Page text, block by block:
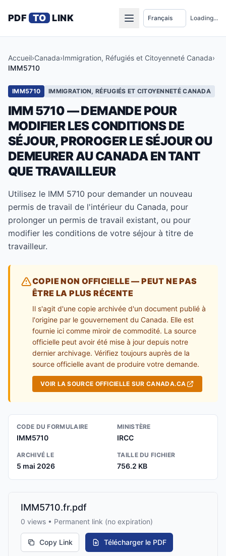
PDF TO LINK Loading...
Accueil›Canada›Immigration, Réfugiés et Citoyenneté Canada›
IMM5710
IMM5710 IMMIGRATION, RÉFUGIÉS ET CITOYENNETÉ CANADA
IMM 5710 — DEMANDE POUR
MODIFIER LES CONDITIONS DE
SÉJOUR, PROROGER LE SÉJOUR OU
DEMEURER AU CANADA EN TANT
QUE TRAVAILLEUR
Utilisez le IMM 5710 pour demander un nouveau
permis de travail de l'intérieur du Canada, pour
prolonger un permis de travail existant, ou pour
modifier les conditions de votre séjour à titre de
travailleur.
COPIE NON OFFICIELLE — PEUT NE PAS
ÊTRE LA PLUS RÉCENTE
Il s'agit d'une copie archivée d'un document publié à
l'origine par le gouvernement du Canada. Elle est
fournie ici comme miroir de commodité. La source
officielle peut avoir été mise à jour depuis notre
dernier archivage. Vérifiez toujours auprès de la
source officielle avant de produire votre demande.
VOIR LA SOURCE OFFICIELLE SUR CANADA.CA
CODE DU FORMULAIRE
IMM5710
MINISTÈRE
IRCC
ARCHIVÉ LE
5 mai 2026
TAILLE DU FICHIER
756.2 KB
IMM5710.fr.pdf
0 views • Permanent link (no expiration)
Copy Link Télécharger le PDF